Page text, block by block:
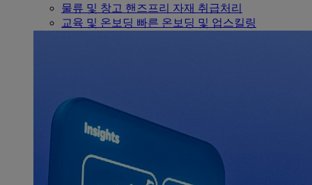
물류 및 창고 핸즈프리 자재 취급처리
교육 및 온보딩 빠른 온보딩 및 업스킬링